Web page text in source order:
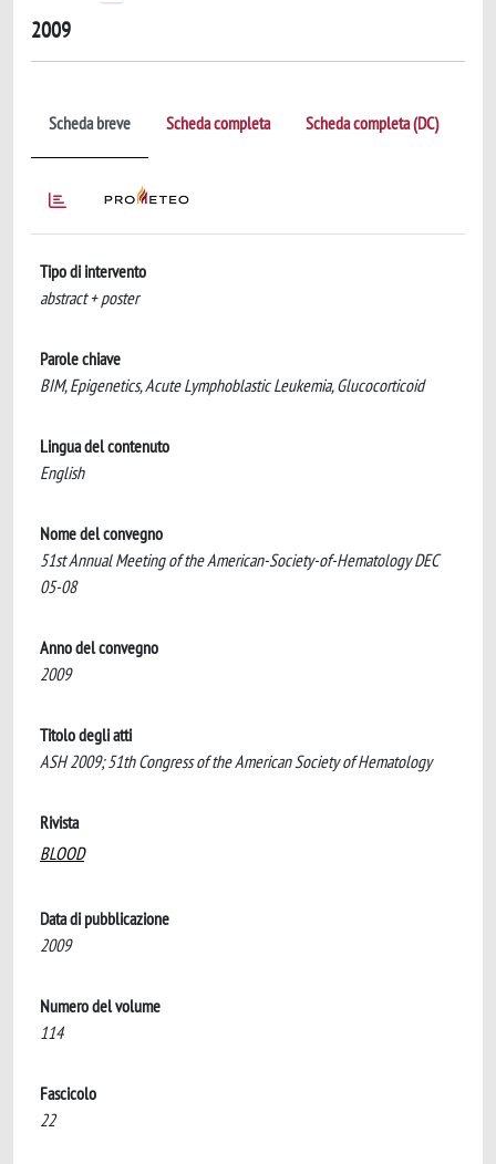
2009
Scheda breve Scheda completa Scheda completa (DC)
Tipo di intervento
abstract + poster
Parole chiave
BIM, Epigenetics, Acute Lymphoblastic Leukemia, Glucocorticoid
Lingua del contenuto
English
Nome del convegno
51st Annual Meeting of the American-Society-of-Hematology DEC
05-08
Anno del convegno
2009
Titolo degli atti
ASH 2009; 51th Congress of the American Society of Hematology
Rivista
BLOOD
Data di pubblicazione
2009
Numero del volume
114
Fascicolo
22